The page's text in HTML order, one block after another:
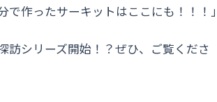
で作ったサーキットはここにも！！！
訪シリーズ開始！？ぜひ、ご覧くださ